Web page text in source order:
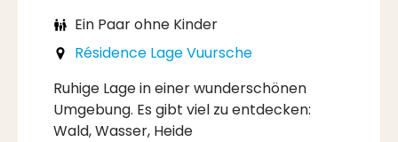
Ein Paar ohne Kinder
Résidence Lage Vuursche
Ruhige Lage in einer wunderschönen
Umgebung. Es gibt viel zu entdecken:
Wald, Wasser, Heide